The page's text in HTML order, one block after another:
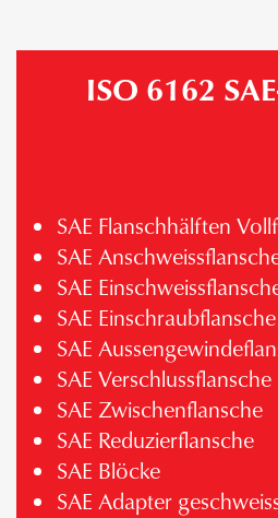
ISO 6162
SAE Flanschhälften
SAE
SAE
SAE Einschraubflansche
SAE
SAE Verschlussflansche
SAE Zwischenflansche
SAE Reduzierflansche
SAE Blöcke
SAE Adapter